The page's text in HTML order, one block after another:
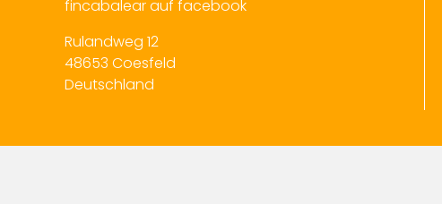
fincabalear auf facebook
Rulandweg 12
48653 Coesfeld
Deutschland